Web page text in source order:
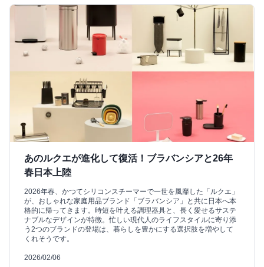
あのルクエが進化して復活！ブラバンシアと26年
春日本上陸
2026年春、かつてシリコンスチーマーで一世を風靡した「ルクエ」
が、おしゃれな家庭用品ブランド「ブラバンシア」と共に日本へ本
格的に帰ってきます。時短を叶える調理器具と、長く愛せるサステ
ナブルなデザインが特徴。忙しい現代人のライフスタイルに寄り添
う2つのブランドの登場は、暮らしを豊かにする選択肢を増やして
くれそうです。
2026/02/06